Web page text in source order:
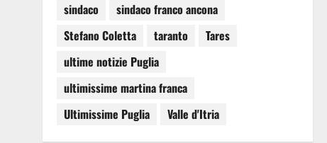
sindaco
sindaco franco ancona
Stefano Coletta
taranto
Tares
ultime notizie Puglia
ultimissime martina franca
Ultimissime Puglia
Valle d'Itria